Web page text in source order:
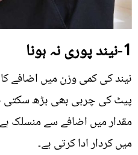
1-نیند پوری نہ ہونا
نیند کی کمی وزن میں اضافے
پیٹ کی چربی بھی بڑھ سکتی
مقدار میں اضافے سے منسلک
میں کردار ادا کرتی ہے۔